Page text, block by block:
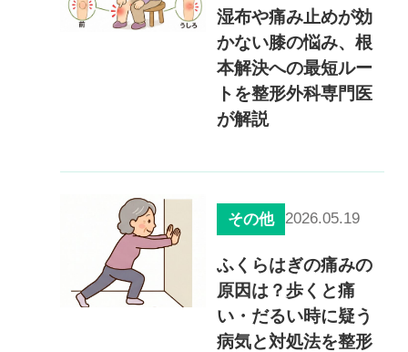
湿布や痛み止めが効
かない膝の悩み、根
本解決への最短ルー
トを整形外科専門医
が解説
その他 2026.05.19
ふくらはぎの痛みの
原因は？歩くと痛
い・だるい時に疑う
病気と対処法を整形